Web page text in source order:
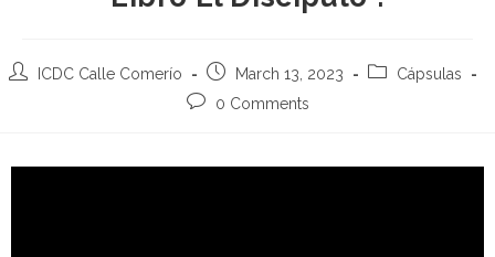
ICDC Calle Comerío March 13, 2023
Cápsulas
0 Comments